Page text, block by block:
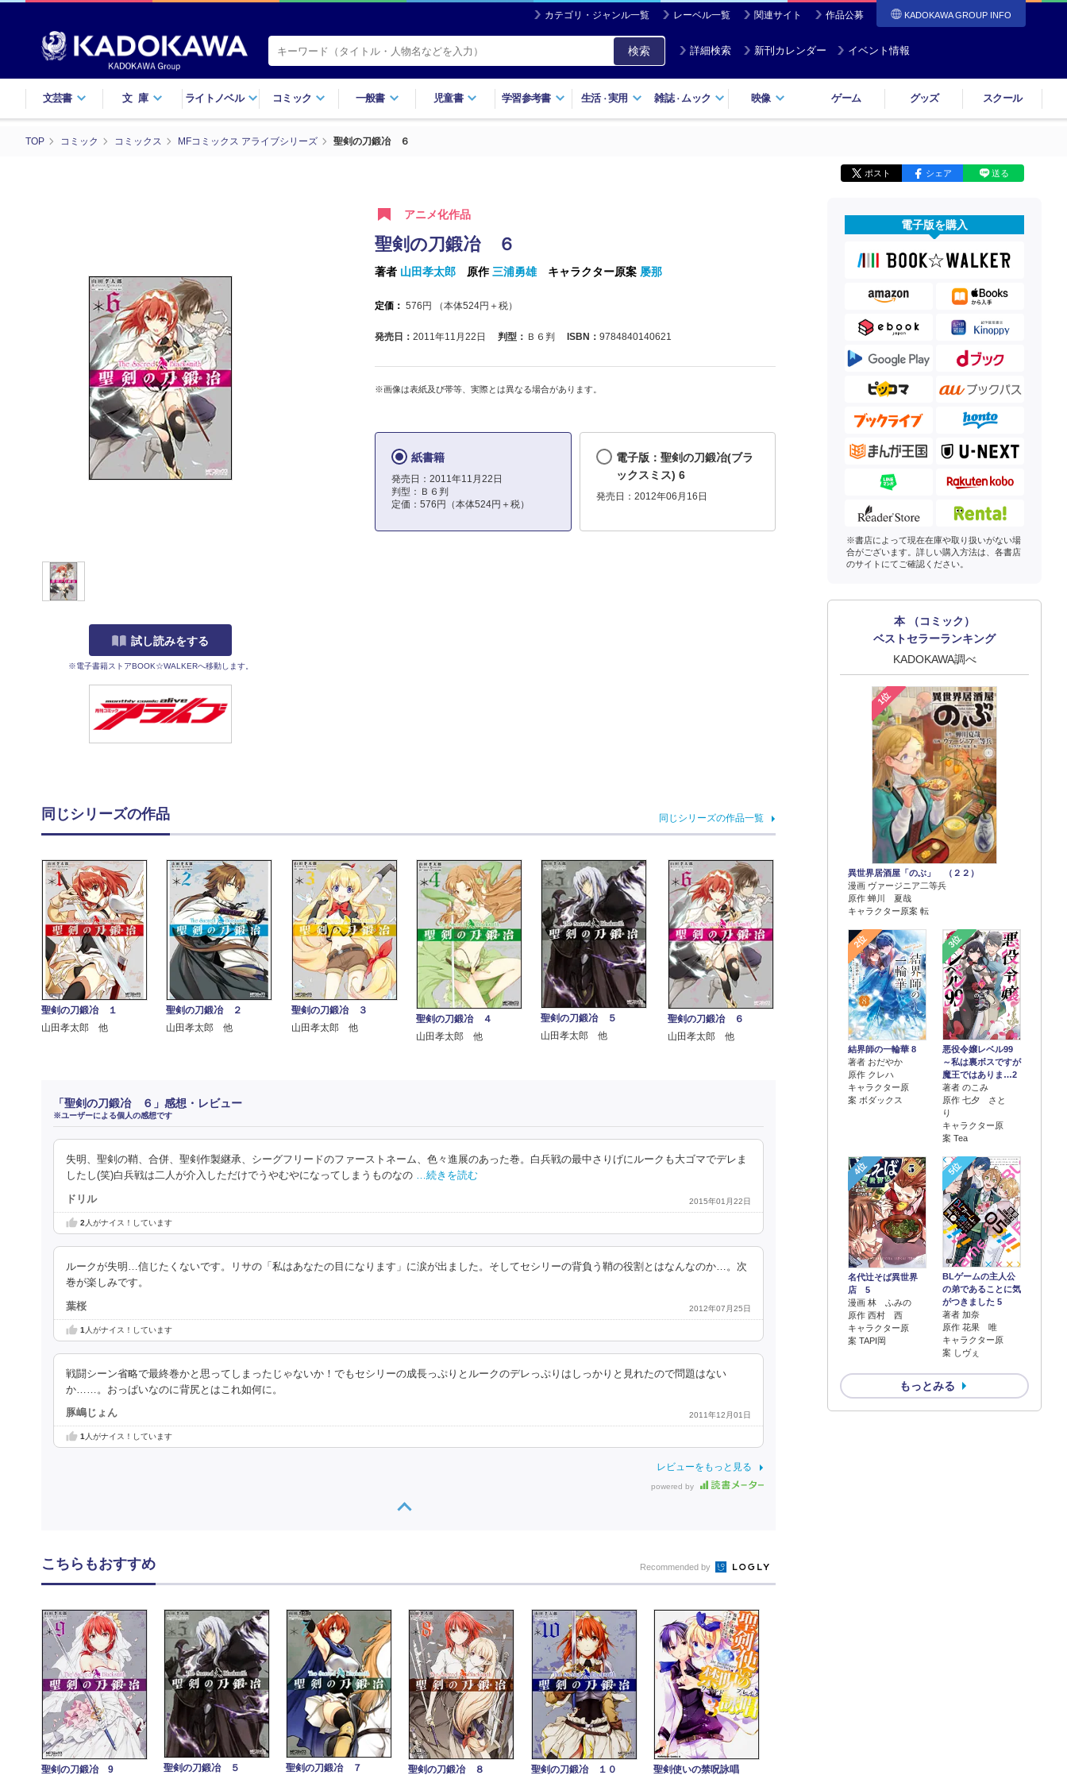
カテゴリ・ジャンル一覧 レーベル一覧 関連サイト 作品公募 KADOKAWA GROUP INFO
検索 詳細検索 新刊カレンダー イベント情報
文芸書 文庫 ライトノベル コミック 一般書 児童書 学習参考書 生活・実用 雑誌・ ムック 映像 ゲーム グッズ スクール
TOP コミック コミックス MFコミックス アライブシリーズ 聖剣の刀鍛冶 ６
ポスト シェア 送る
試し読みをする
※電子書籍ストアBOOK☆WALKERへ移動します。
アニメ化作品
聖剣の刀鍛冶 ６
著者 山田孝太郎 原作 三浦勇雄 キャラクター原案 屡那
定価： 576 円 （本体524円＋税）
発売日： 2011年11月22日 判型： Ｂ６判 ISBN： 9784840140621
※画像は表紙及び帯等、実際とは異なる場合があります。
紙書籍
発売日：2011年11月22日
判型：Ｂ６判
定価：576円（本体524円＋税）
電子版：聖剣の刀鍛冶(ブラ
ックスミス) 6
発売日：2012年06月16日
同じシリーズの作品 同じシリーズの作品一覧
聖剣の刀鍛冶 １
山田孝太郎 他
聖剣の刀鍛冶 ２
山田孝太郎 他
聖剣の刀鍛冶 ３
山田孝太郎 他
聖剣の刀鍛冶 ４
山田孝太郎 他
聖剣の刀鍛冶 ５
山田孝太郎 他
聖剣の刀鍛冶 ６
山田孝太郎 他
「聖剣の刀鍛冶 ６」感想・レビュー
※ユーザーによる個人の感想です
失明、聖剣の鞘、合併、聖剣作製継承、シーグフリードのファーストネーム、色々進展のあった巻。白兵戦の最中さりげにルークも大ゴマでデレま
したし(笑)白兵戦は二人が介入しただけでうやむやになってしまうものなの …続きを読む
ドリル 2015年01月22日
2 人がナイス！しています
ルークが失明…信じたくないです。リサの「私はあなたの目になります」に涙が出ました。そしてセシリーの背負う鞘の役割とはなんなのか…。次
巻が楽しみです。
葉桜 2012年07月25日
1 人がナイス！しています
戦闘シーン省略で最終巻かと思ってしまったじゃないか！でもセシリーの成長っぷりとルークのデレっぷりはしっかりと見れたので問題はない
か……。おっぱいなのに背尻とはこれ如何に。
豚嶋じょん 2011年12月01日
1 人がナイス！しています
レビューをもっと見る
powered by
電子版を購入
※書店によって現在在庫や取り扱いがない場
合がございます。詳しい購入方法は、各書店
のサイトにてご確認ください。
本 （コミック）
ベストセラーランキング
KADOKAWA調べ
1位
異世界居酒屋「のぶ」 （２２）
漫画 ヴァージニア二等兵
原作 蝉川 夏哉
キャラクター原案 転
2位
結界師の一輪華 8
著者 おだやか
原作 クレハ
キャラクター原
案 ボダックス
3位
悪役令嬢レベル99
～私は裏ボスですが
魔王ではありま…2
著者 のこみ
原作 七夕 さと
り
キャラクター原
案 Tea
4位
名代辻そば異世界
店 5
漫画 林 ふみの
原作 西村 西
キャラクター原
案 TAPI岡
5位
BLゲームの主人公
の弟であることに気
がつきました 5
著者 加奈
原作 花果 唯
キャラクター原
案 しヴぇ
もっとみる
こちらもおすすめ Recommended by
聖剣の刀鍛冶 9
聖剣の刀鍛冶 ５
聖剣の刀鍛冶 ７
聖剣の刀鍛冶 ８
聖剣の刀鍛冶 １０
聖剣使いの禁呪詠唱